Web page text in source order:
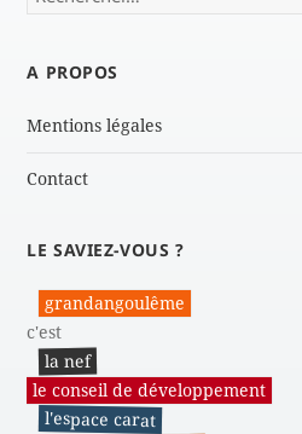
A PROPOS
Mentions légales
Contact
LE SAVIEZ-VOUS ?
grandangoulême
c'est
la nef
le conseil de développement
l'espace carat